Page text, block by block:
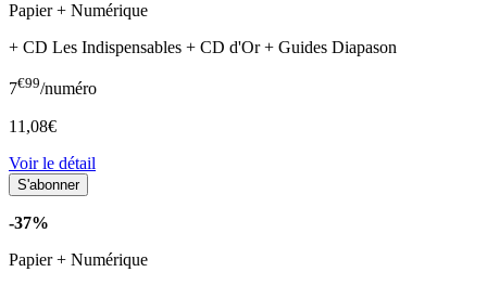
Papier + Numérique
+ CD Les Indispensables + CD d'Or + Guides Diapason
7€99/numéro
11,08€
Voir le détail
-37%
Papier + Numérique